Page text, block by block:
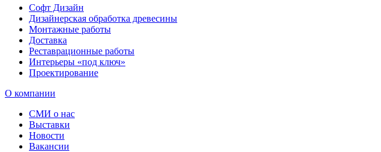
Софт Дизайн
Дизайнерская обработка древесины
Монтажные работы
Доставка
Реставрационные работы
Интерьеры «под ключ»
Проектирование
О компании
СМИ о нас
Выставки
Новости
Вакансии